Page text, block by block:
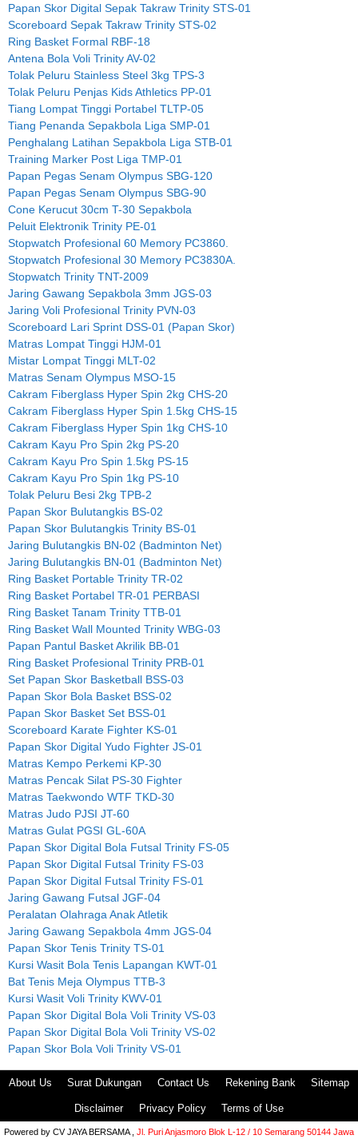
Papan Skor Digital Sepak Takraw Trinity STS-01
Scoreboard Sepak Takraw Trinity STS-02
Ring Basket Formal RBF-18
Antena Bola Voli Trinity AV-02
Tolak Peluru Stainless Steel 3kg TPS-3
Tolak Peluru Penjas Kids Athletics PP-01
Tiang Lompat Tinggi Portabel TLTP-05
Tiang Penanda Sepakbola Liga SMP-01
Penghalang Latihan Sepakbola Liga STB-01
Training Marker Post Liga TMP-01
Papan Pegas Senam Olympus SBG-120
Papan Pegas Senam Olympus SBG-90
Cone Kerucut 30cm T-30 Sepakbola
Peluit Elektronik Trinity PE-01
Stopwatch Profesional 60 Memory PC3860.
Stopwatch Profesional 30 Memory PC3830A.
Stopwatch Trinity TNT-2009
Jaring Gawang Sepakbola 3mm JGS-03
Jaring Voli Profesional Trinity PVN-03
Scoreboard Lari Sprint DSS-01 (Papan Skor)
Matras Lompat Tinggi HJM-01
Mistar Lompat Tinggi MLT-02
Matras Senam Olympus MSO-15
Cakram Fiberglass Hyper Spin 2kg CHS-20
Cakram Fiberglass Hyper Spin 1.5kg CHS-15
Cakram Fiberglass Hyper Spin 1kg CHS-10
Cakram Kayu Pro Spin 2kg PS-20
Cakram Kayu Pro Spin 1.5kg PS-15
Cakram Kayu Pro Spin 1kg PS-10
Tolak Peluru Besi 2kg TPB-2
Papan Skor Bulutangkis BS-02
Papan Skor Bulutangkis Trinity BS-01
Jaring Bulutangkis BN-02 (Badminton Net)
Jaring Bulutangkis BN-01 (Badminton Net)
Ring Basket Portable Trinity TR-02
Ring Basket Portabel TR-01 PERBASI
Ring Basket Tanam Trinity TTB-01
Ring Basket Wall Mounted Trinity WBG-03
Papan Pantul Basket Akrilik BB-01
Ring Basket Profesional Trinity PRB-01
Set Papan Skor Basketball BSS-03
Papan Skor Bola Basket BSS-02
Papan Skor Basket Set BSS-01
Scoreboard Karate Fighter KS-01
Papan Skor Digital Yudo Fighter JS-01
Matras Kempo Perkemi KP-30
Matras Pencak Silat PS-30 Fighter
Matras Taekwondo WTF TKD-30
Matras Judo PJSI JT-60
Matras Gulat PGSI GL-60A
Papan Skor Digital Bola Futsal Trinity FS-05
Papan Skor Digital Futsal Trinity FS-03
Papan Skor Digital Futsal Trinity FS-01
Jaring Gawang Futsal JGF-04
Peralatan Olahraga Anak Atletik
Jaring Gawang Sepakbola 4mm JGS-04
Papan Skor Tenis Trinity TS-01
Kursi Wasit Bola Tenis Lapangan KWT-01
Bat Tenis Meja Olympus TTB-3
Kursi Wasit Voli Trinity KWV-01
Papan Skor Digital Bola Voli Trinity VS-03
Papan Skor Digital Bola Voli Trinity VS-02
Papan Skor Bola Voli Trinity VS-01
About Us Surat Dukungan Contact Us Rekening Bank Sitemap
Disclaimer Privacy Policy Terms of Use
Powered by CV JAYA BERSAMA , Jl. Puri Anjasmoro Blok L-12 / 10 Semarang 50144 Jawa